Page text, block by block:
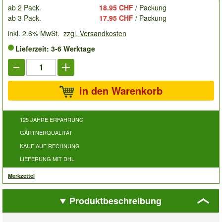
ab 2 Pack. 18.95 CHF / Packung
ab 3 Pack.
17.95 CHF / Packung
inkl. 2.6% MwSt. zzgl. Versandkosten
Lieferzeit: 3-6 Werktage
in den Warenkorb
125 JAHRE ERFAHRUNG
GÄRTNERQUALITÄT
KAUF AUF RECHNUNG
LIEFERUNG MIT DHL
Merkzettel
Produktbeschreibung